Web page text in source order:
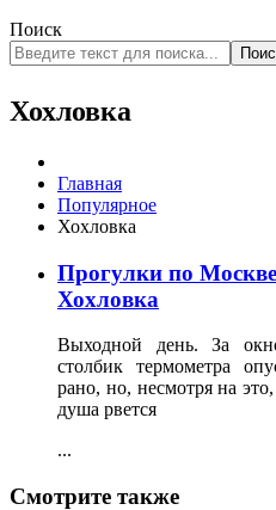
Поиск
Хохловка
Главная
Популярное
Хохловка
Прогулки по
Хохловка
Выходной день. За
столбик термометра
рано, но, несмотря на
душа рвется
...
Смотрите также